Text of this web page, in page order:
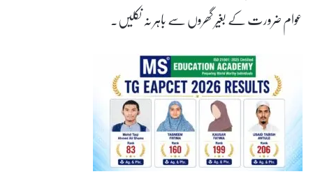
عوام ضرورت کے بغیر گھروں سے باہر نہ نکلیں۔